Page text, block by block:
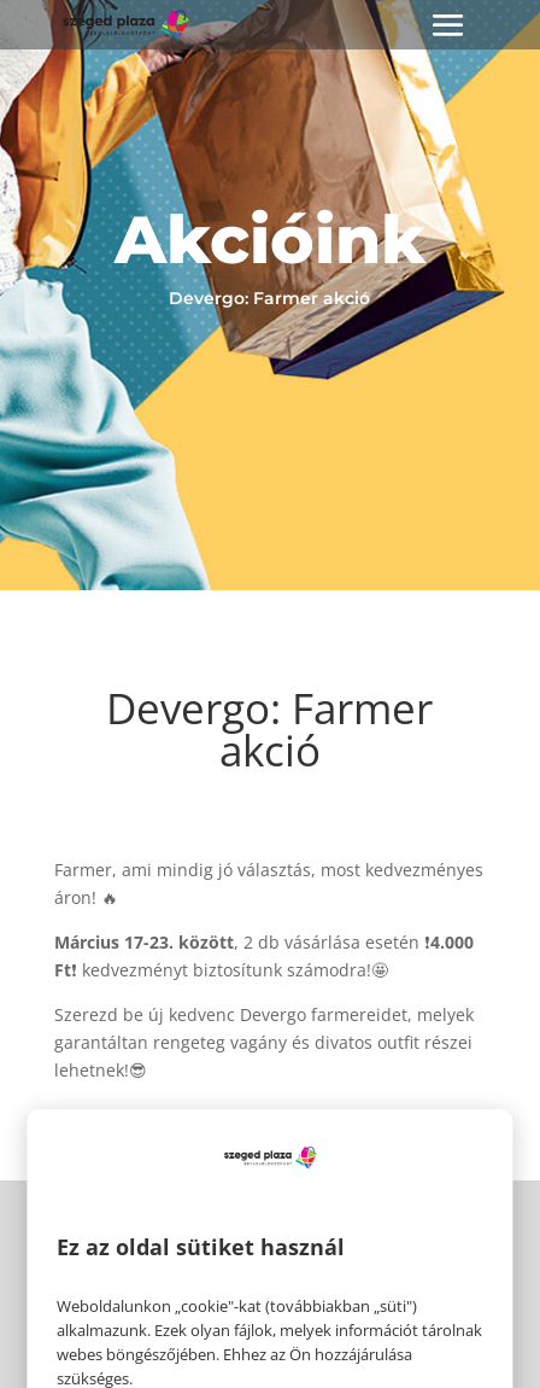
Akcióink
Devergo: Farmer akció
Devergo: Farmer
akció
Farmer, ami mindig jó választás, most kedvezményes
áron! 🔥
Március 17-23. között, 2 db vásárlása esetén ❗4.000
Ft❗ kedvezményt biztosítunk számodra!🤩
Szerezd be új kedvenc Devergo farmereidet, melyek
garantáltan rengeteg vagány és divatos outfit részei
lehetnek!😎
Ez az oldal sütiket használ
Weboldalunkon „cookie"-kat (továbbiakban „süti")
alkalmazunk. Ezek olyan fájlok, melyek információt tárolnak
webes böngészőjében. Ehhez az Ön hozzájárulása
szükséges.